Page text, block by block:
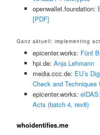
openwallet.foundation:
[PDF]
Ganz aktuell: implementing
epicenter.works: Fünf
hpi.de: Anja Lehmann
media.ccc.de: EU’s
Check and
epicenter.works:
Acts (batch 4, rev8)
whoidentifies.me